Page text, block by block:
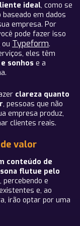
ideal, como se
em dados
empresa. Por
pode fazer isso
ou Typeform.
eles têm
sonhos e a
clareza quanto
, pessoas que não
empresa produz,
clientes reais.
valor
conteúdo de
flutue pelo
, percebendo e
e, ao
irão optar por uma